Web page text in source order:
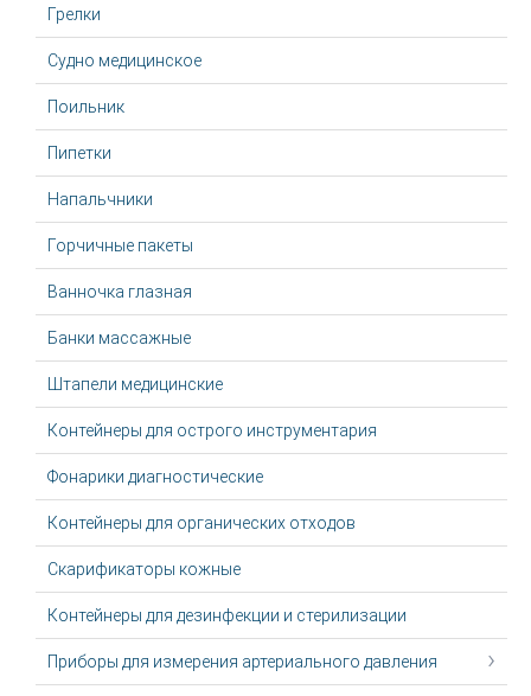
Грелки
Судно медицинское
Поильник
Пипетки
Напальчники
Горчичные пакеты
Ванночка глазная
Банки массажные
Штапели медицинские
Контейнеры для острого инструментария
Фонарики диагностические
Контейнеры для органических отходов
Скарификаторы кожные
Контейнеры для дезинфекции и стерилизации
Приборы для измерения артериального давления